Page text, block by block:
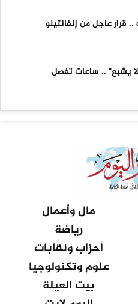
قرار عاجل من إنفانتينو
لا يشبع" .. ساعات تفصل
مال وأعمال
رياضة
أحزاب ونقابات
علوم وتكنولوجيا
بيت العيلة